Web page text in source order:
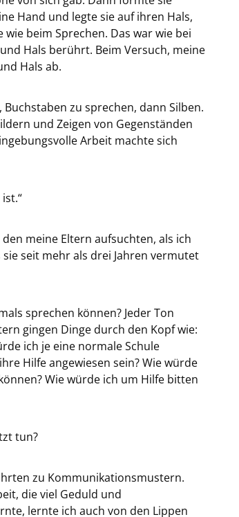
Hand und legte sie auf ihren Hals,
beim Sprechen. Das war wie bei
Hals berührt. Beim Versuch, meine
Hals ab.
zu sprechen, dann Silben.
und Zeigen von Gegenständen
Arbeit machte sich
meine Eltern aufsuchten, als ich
seit mehr als drei Jahren vermutet
sprechen können? Jeder Ton
gingen Dinge durch den Kopf wie:
ich je eine normale Schule
Hilfe angewiesen sein? Wie würde
Wie würde ich um Hilfe bitten
tun?
zu Kommunikationsmustern.
die viel Geduld und
lernte ich auch von den Lippen